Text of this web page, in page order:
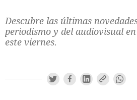
Descubre las últimas
periodismo y del audiovisual
este viernes.